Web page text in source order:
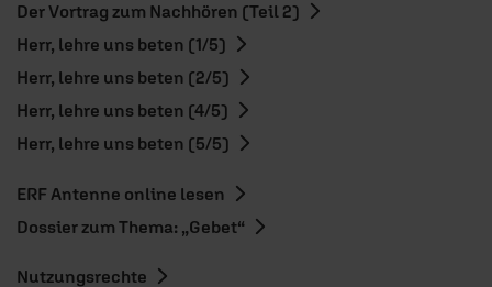
Der Vortrag zum Nachhören (Teil 2)
Herr, lehre uns beten (1/5)
Herr, lehre uns beten (2/5)
Herr, lehre uns beten (4/5)
Herr, lehre uns beten (5/5)
ERF Antenne online lesen
Dossier zum Thema: „Gebet“
Nutzungsrechte